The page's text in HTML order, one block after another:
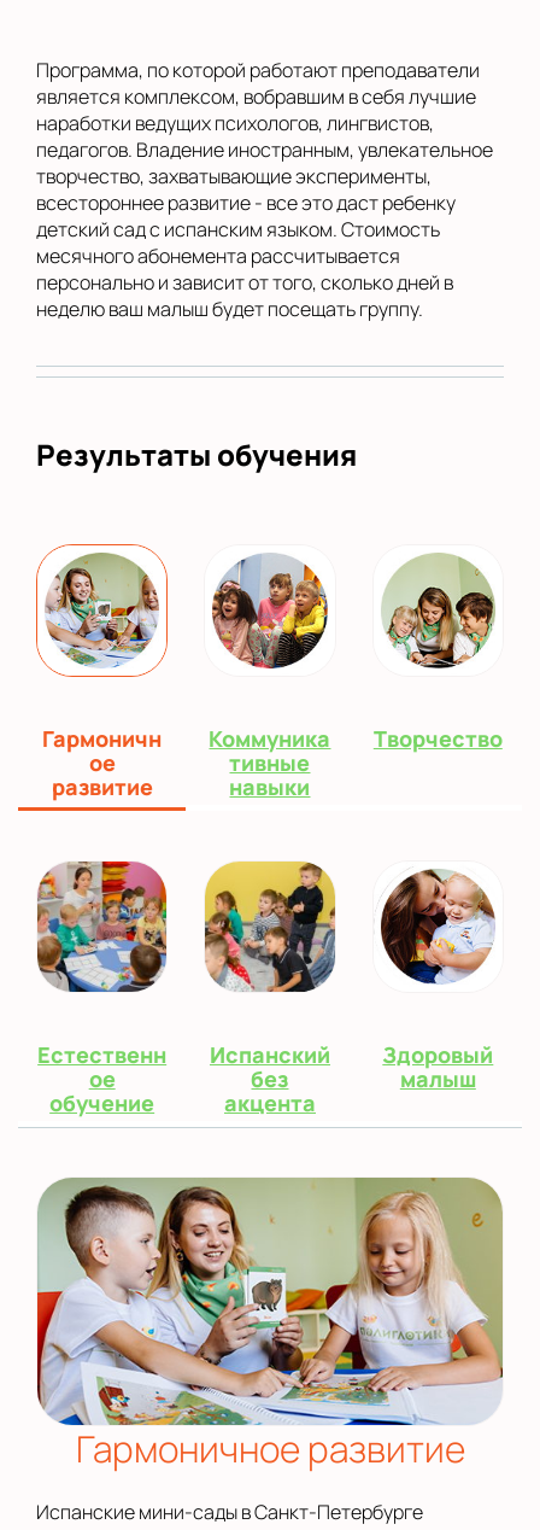
Программа, по которой работают преподаватели
является комплексом, вобравшим в себя лучшие
наработки ведущих психологов, лингвистов,
педагогов. Владение иностранным, увлекательное
творчество, захватывающие эксперименты,
всестороннее развитие - все это даст ребенку
детский сад с испанским языком. Стоимость
месячного абонемента рассчитывается
персонально и зависит от того, сколько дней в
неделю ваш малыш будет посещать группу.
Результаты обучения
Гармоничн
ое
развитие
Коммуника
тивные
навыки
Творчество
Естественн
ое
обучение
Испанский
без
акцента
Здоровый
малыш
Гармоничное развитие
Испанские мини-сады в Санкт-Петербурге